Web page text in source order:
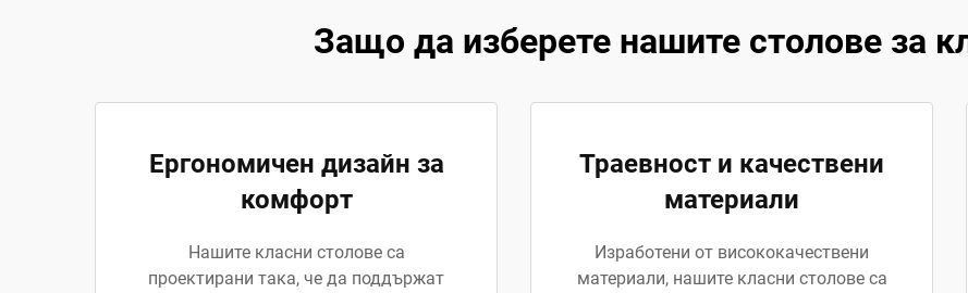
Защо да изберете нашите столове за
Ергономичен дизайн за
комфорт
Нашите класни столове са
проектирани така, че да поддържат
Траевност и качествени
материали
Изработени от висококачествени
материали, нашите класни столове са